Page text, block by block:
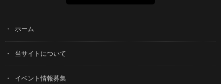
ホーム
当サイトについて
イベント情報募集